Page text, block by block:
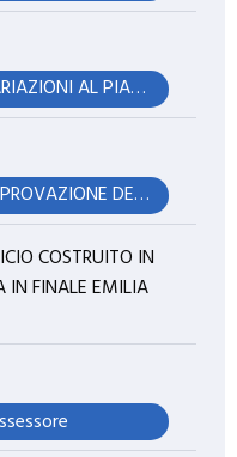
APPROVAZIONE DELLE VARIAZIONI AL PIANO DELLE ALIENAZIONI E VALORIZZAZIONI 2026 - 2028 DEL PATRIMONIO IMMOBILIARE DEL COMUNE DI FINALE EMILIA- INTEGRAZIONI AL DUP 2026 - 2028.
Immediata eseguibilità APPROVAZIONE DELLE VARIAZIONI AL PIANO DELLE ALIENAZIONI E VALORIZZAZIONI 2026 - 2028 DEL PATRIMONIO IMMOBILIARE DEL COMUNE DI FINALE EMILIA- INTEGRAZIONI AL DUP 2026 - 2028.
COSTRUITO IN
IN FINALE EMILIA